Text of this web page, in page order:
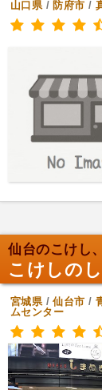
山口県/ 防府市 /
仙台のこけし
こけしの
宮城県/仙台市 /
ムセンター